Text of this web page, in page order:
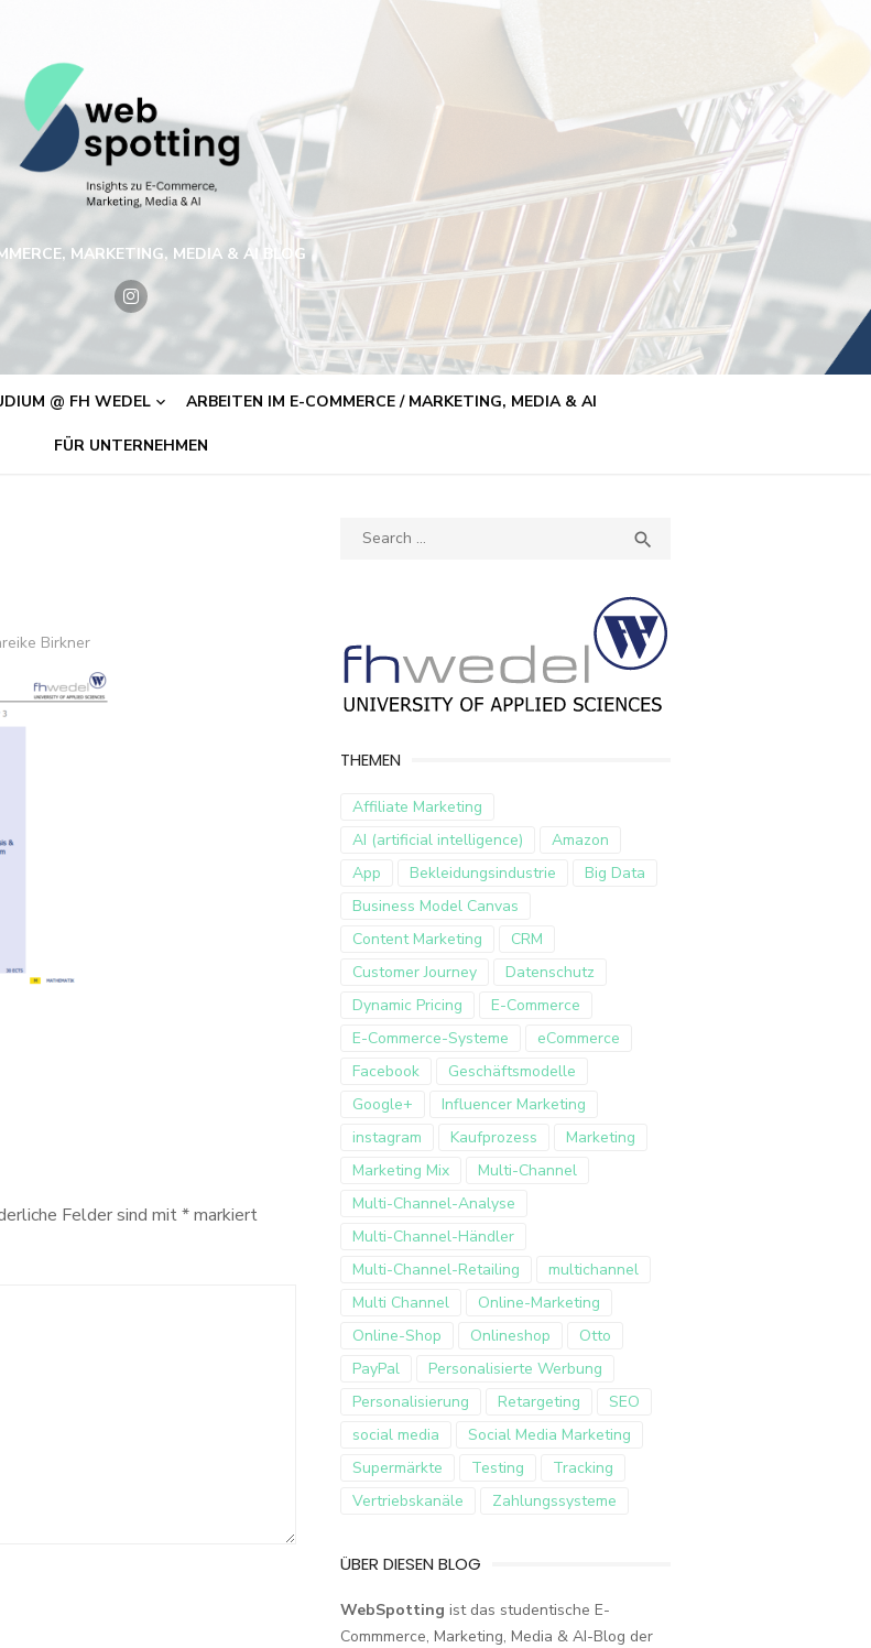
MARKETING, MEDIA & AI BLOG
@ FH WEDEL ARBEITEN IM E-COMMERCE / MARKETING, MEDIA & AI
FÜR UNTERNEHMEN
Birkner
Felder sind mit*markiert
Search

THEMEN
Affiliate Marketing
AI (artificial intelligence)
Amazon
App
Bekleidungsindustrie
Big Data
Business Model Canvas
Content Marketing
CRM
Customer Journey
Datenschutz
Dynamic Pricing
E-Commerce
E-Commerce-Systeme
eCommerce
Facebook
Geschäftsmodelle
Google+
Influencer Marketing
instagram
Kaufprozess
Marketing
Marketing Mix
Multi-Channel
Multi-Channel-Analyse
Multi-Channel-Händler
Multi-Channel-Retailing
multichannel
Multi Channel
Online-Marketing
Online-Shop
Onlineshop
Otto
PayPal
Personalisierte Werbung
Personalisierung
Retargeting
SEO
social media
Social Media Marketing
Supermärkte
Testing
Tracking
Vertriebskanäle
Zahlungssysteme
ÜBER DIESEN BLOG
WebSpotting ist das studentische E-
Commmerce, Marketing, Media & AI-Blog der